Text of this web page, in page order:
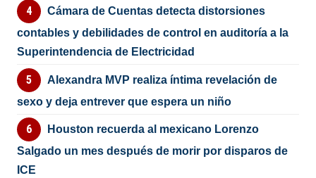
Cámara de Cuentas detecta distorsiones
contables y debilidades de control en auditoría a la
Superintendencia de Electricidad
Alexandra MVP realiza íntima revelación de
sexo y deja entrever que espera un niño
Houston recuerda al mexicano Lorenzo
Salgado un mes después de morir por disparos de
ICE